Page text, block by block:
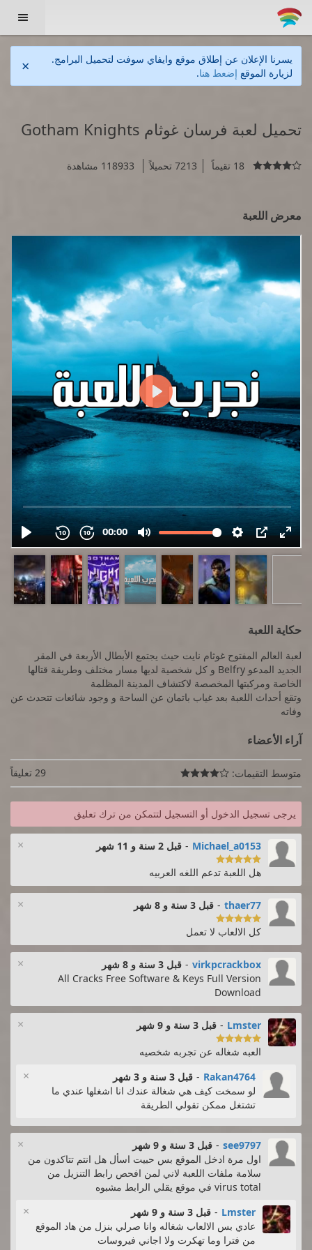

يسرنا الإعلان عن إطلاق موقع وايفاي سوفت لتحميل البرامج.
لزيارة الموقع إضعط هنا.
×
تحميل لعبة فرسان غوثام Gotham Knights
 18 تقيماً 7213 تحميلاً 118933 مشاهدة
معرض اللعبة
حكاية اللعبة
لعبة العالم المفتوح غوثام نايت حيث يجتمع الأبطال الأربعة في المقر
الجديد المدعو Belfry و كل شخصية لديها مسار مختلف وطريقة قتالها
الخاصة ومركبتها المخصصة لاكتشاف المدينة المظلمة
وتقع أحداث اللعبة بعد غياب باتمان عن الساحة و وجود شائعات تتحدث عن
وفاته
آراء الأعضاء
متوسط التقيمات:  29 تعليقاً
يرجى تسجيل الدخول أو التسجيل لتتمكن من ترك تعليق
× Michael_a0153
- قبل 2 سنة و 11 شهر

هل اللعبة تدعم اللغه العربيه
× thaer77
- قبل 3 سنة و 8 شهر

كل الالعاب لا تعمل
× virkpcrackbox
- قبل 3 سنة و 8 شهر
All Cracks Free Software & Keys Full Version
Download
× Lmster
- قبل 3 سنة و 9 شهر

العبه شغاله عن تجربه شخصيه
× Rakan4764
- قبل 3 سنة و 3 شهر
لو سمخت كيف هي شغالة عندك انا اشغلها عندي ما
تشتغل ممكن تقولي الطريقة
× see9797
- قبل 3 سنة و 9 شهر
اول مرة ادخل الموقع بس حبيت اسأل هل انتم تتاكدون من
سلامة ملفات اللعبة لاني لمن افحص رابط التنزيل من
virus total في موقع يقلي الرابط مشبوه
× Lmster
- قبل 3 سنة و 9 شهر
عادي بس الالعاب شغاله وانا صرلي بنزل من هاد الموقع
من فترا وما تهكرت ولا اجاني فيروسات